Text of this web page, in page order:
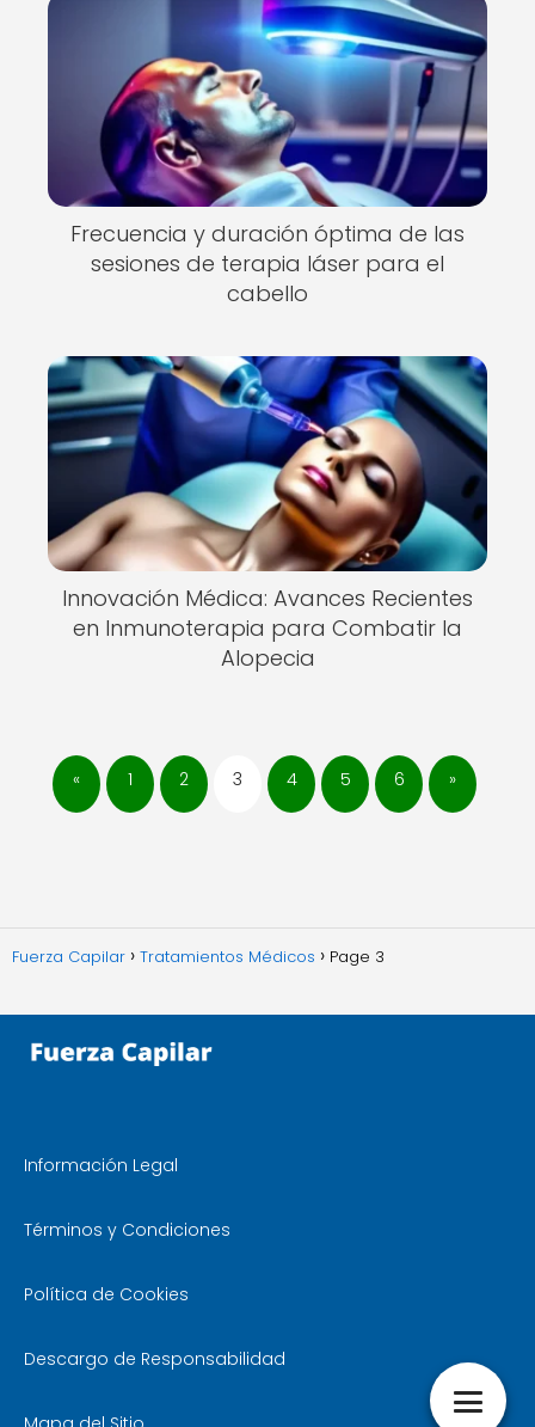
Frecuencia y duración óptima de las
sesiones de terapia láser para el
cabello
Innovación Médica: Avances Recientes
en Inmunoterapia para Combatir la
Alopecia
« 1 2 3 4 5 6 »
Fuerza Capilar Tratamientos Médicos Page 3
Información Legal
Términos y Condiciones
Política de Cookies
Descargo de Responsabilidad